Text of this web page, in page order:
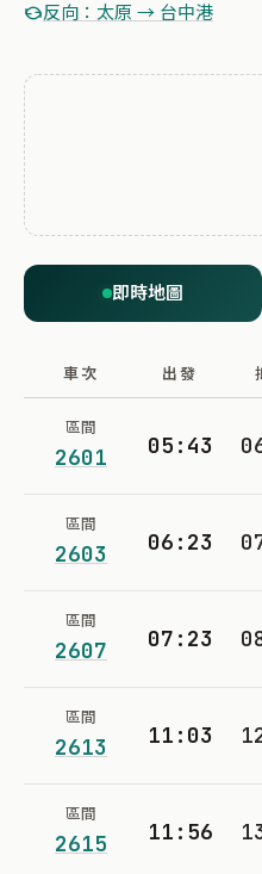
反向：太原 → 台中港
即時地圖
車次 出發
區間
2601 05:43
區間
2603 06:23
區間
2607 07:23
區間
2613 11:03
區間
2615 11:56